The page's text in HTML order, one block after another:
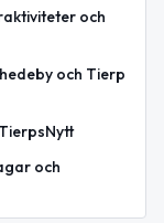
och
och Tierp
och